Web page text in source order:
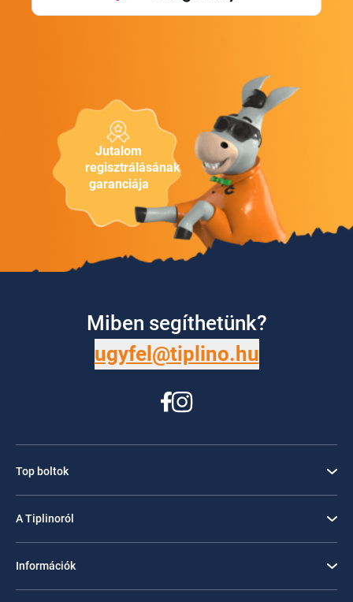
Jutalom
regisztrálásának
garanciája
Miben segíthetünk?
ugyfel@tiplino.hu
Top boltok
A Tiplinoról
Információk